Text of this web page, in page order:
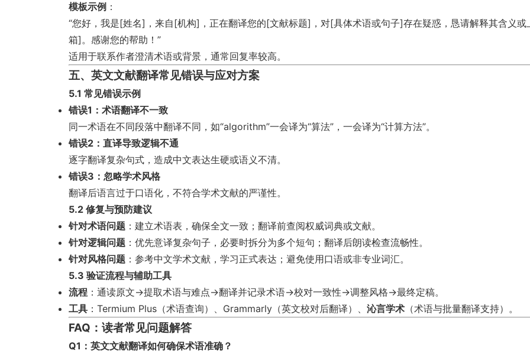
模板示例 ：
“您好，我是[姓名]，来自[机构]，正在翻译您的[文献标题]，对[具体术语或句子]存在疑惑，恳请解释其含义
箱]。感谢您的帮助！”
适用于联系作者澄清术语或背景，通常回复率较高。
五、英文文献翻译常见错误与应对方案
5.1 常见错误示例
错误1：术语翻译不一致
同一术语在不同段落中翻译不同，如“algorithm”一会译为“算法”，一会译为“计算方法”。
错误2：直译导致逻辑不通
逐字翻译复杂句式，造成中文表达生硬或语义不清。
错误3：忽略学术风格
翻译后语言过于口语化，不符合学术文献的严谨性。
5.2 修复与预防建议
针对术语问题 ：建立术语表，确保全文一致；翻译前查阅权威词典或文献。
针对逻辑问题 ：优先意译复杂句子，必要时拆分为多个短句；翻译后朗读检查流畅性。
针对风格问题 ：参考中文学术文献，学习正式表达；避免使用口语或非专业词汇。
5.3 验证流程与辅助工具
流程 ：通读原文→提取术语与难点→翻译并记录术语→校对一致性→调整风格→最终定稿。
工具 ：Termium Plus（术语查询）、Grammarly（英文校对后翻译）、 沁言学术 （术语与批量翻译支持）。
FAQ：读者常见问题解答
Q1：英文文献翻译如何确保术语准确？